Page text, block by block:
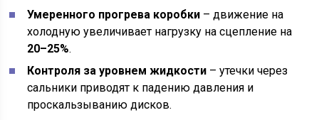
Умеренного прогрева коробки – движение на
холодную увеличивает нагрузку на сцепление на
20–25%.
Контроля за уровнем жидкости – утечки через
сальники приводят к падению давления и
проскальзыванию дисков.